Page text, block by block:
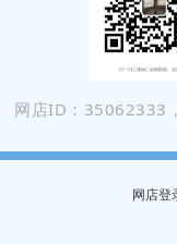
网店ID：35062333
网店登